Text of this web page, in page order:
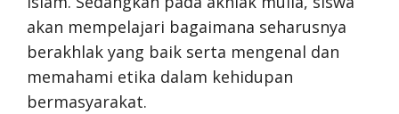
akan mempelajari bagaimana seharusnya
berakhlak yang baik serta mengenal dan
memahami etika dalam kehidupan
bermasyarakat.